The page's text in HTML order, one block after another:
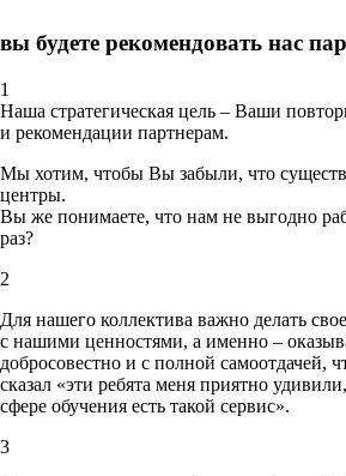
вы будете рекомендовать нас
1
Наша стратегическая цель – Ваши
и рекомендации партнерам.
Мы хотим, чтобы Вы забыли, что
центры.
Вы же понимаете, что нам не выгодно
раз?
2
Для нашего коллектива важно делать
с нашими ценностями, а именно –
добросовестно и с полной самоотдачей,
сказал «эти ребята меня приятно
сфере обучения есть такой сервис».
3